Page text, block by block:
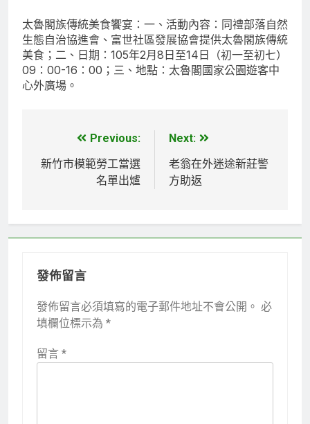
太魯閣族傳統美食饗宴：一、活動內容：同禮部落自然
生態自治協進會、富世社區發展協會提供太魯閣族傳統
美食；二、日期：105年2月8日至14日（初一至初七）
09：00-16：00；三、地點：太魯閣國家公園遊客中
心外廣場。
章
Previous:
新竹市模範勞工當選
名單出爐
Next:
老翁在外迷途新莊警
方助返
發佈留言
發佈留言必須填寫的電子郵件地址不會公開。 必
填欄位標示為 *
留言 *